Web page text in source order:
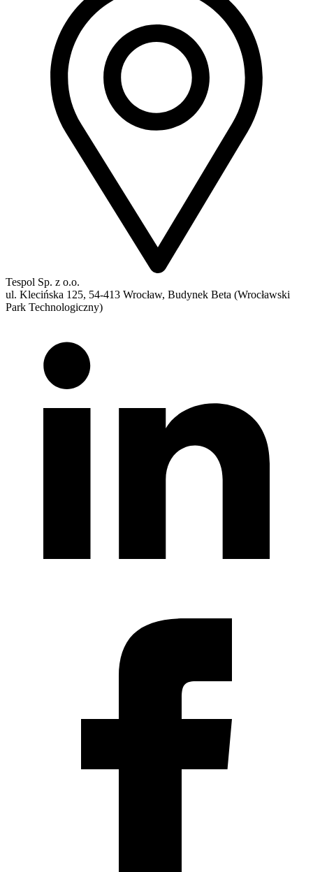
Tespol Sp. z o.o.
ul. Klecińska 125, 54-413 Wrocław, Budynek Beta (Wrocławski
Park Technologiczny)